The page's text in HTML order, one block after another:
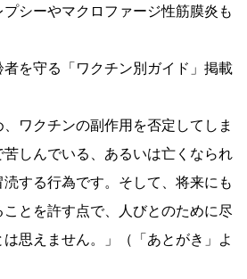
プシーやマクロファージ性筋膜炎も
を守る「ワクチン別ガイド」掲載
、ワクチンの副作用を否定してしま
苦しんでいる、あるいは亡くなられ
する行為です。そして、将来にも
ことを許す点で、人びとのために尽
は思えません。」（「あとがき」よ